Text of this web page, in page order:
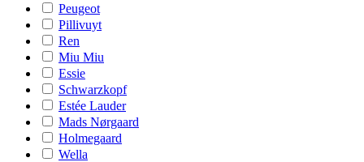
Peugeot
Pillivuyt
Ren
Miu Miu
Essie
Schwarzkopf
Estée Lauder
Mads Nørgaard
Holmegaard
Wella